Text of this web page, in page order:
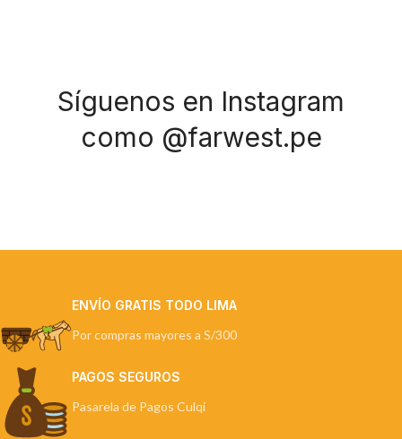
Síguenos en Instagram
como @farwest.pe
ENVÍO GRATIS TODO LIMA
Por compras mayores a S/300
PAGOS SEGUROS
Pasarela de Pagos Culqi